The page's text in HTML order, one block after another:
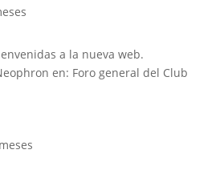
a la nueva web.
en: Foro general del Club